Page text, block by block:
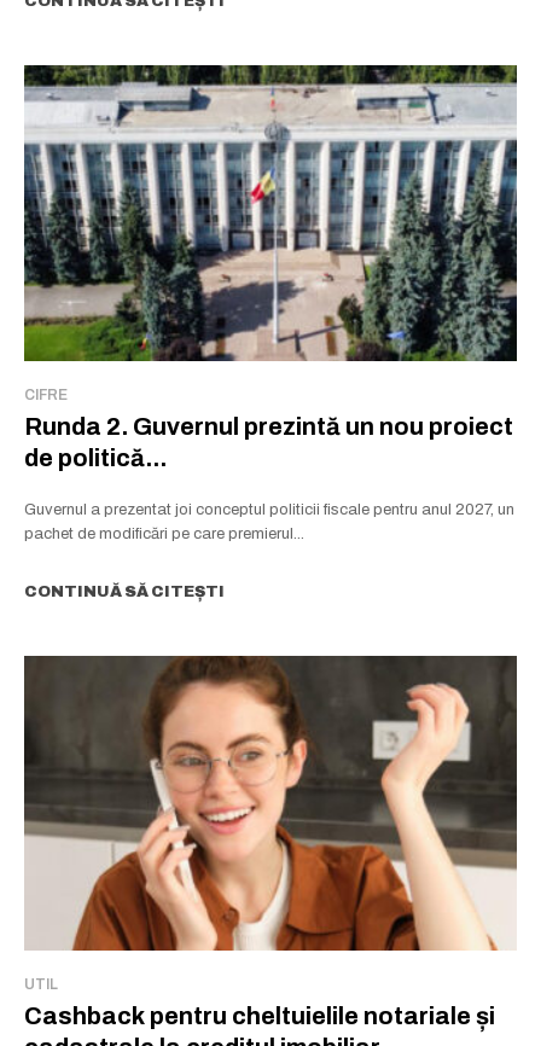
CIFRE
Runda 2. Guvernul prezintă un nou proiect
de politică...
Guvernul a prezentat joi conceptul politicii fiscale pentru anul 2027, un
pachet de modificări pe care premierul...
CONTINUĂ SĂ CITEȘTI
UTIL
Cashback pentru cheltuielile notariale și